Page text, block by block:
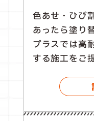
色あせ・ひび
あったら塗り
プラスでは高
する施工をご